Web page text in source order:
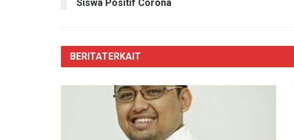
Siswa Positif Corona
BERITATERKAIT